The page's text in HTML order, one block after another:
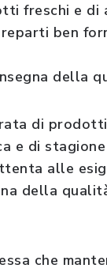
freschi e
ben
della
di
e di
alle
della
che